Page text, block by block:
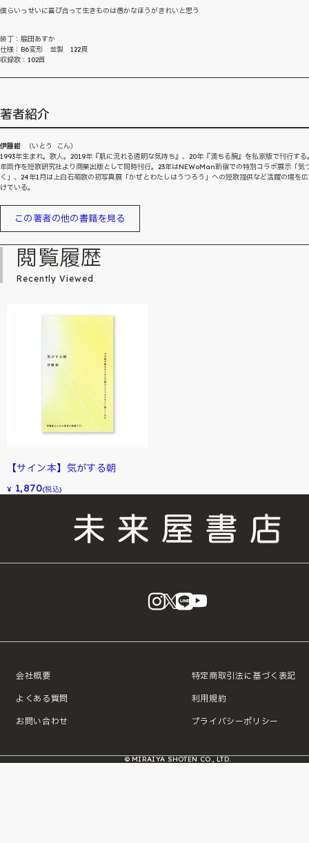
僕らいっせいに喜び合って生きものは愚かなほうがきれいと思う
装丁：脇田あすか
仕様：B6変形 並製 122頁
収録歌：102首
著者紹介
伊藤紺
（いとう こん）
1993年生まれ。歌人。2019年『肌に流れる透明な気持ち』、20年『満ちる腕』を私家版で刊行する
年両作を短歌研究社より商業出版として同時刊行。23年はNEWoMan新宿での特別コラボ展示「気
く」、24年1月は上白石萌歌の初写真展「かぜとわたしはうつろう」への短歌提供など活躍の場を
けている。
この著者の他の書籍を見る
閲覧履歴
Recently Viewed
【サイン本】気がする朝
¥ 1,870(税込)
instagram
X LINE
会社概要
よくある質問
お問い合わせ
特定商取引法に基づく表記
利用規約
プライバシーポリシー
© MIRAIYA SHOTEN CO., LTD.